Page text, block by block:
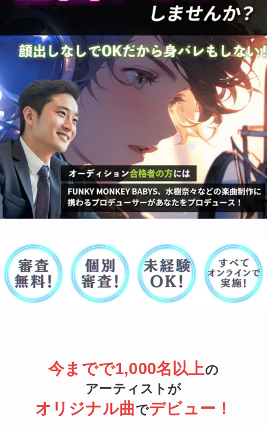
今までで1,000名以上の
アーティストが
オリジナル曲でデビュー！